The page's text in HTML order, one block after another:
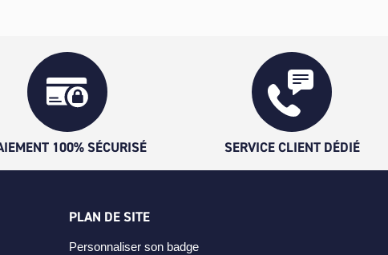
100% SÉCURISÉ SERVICE CLIENT DÉDIÉ
PLAN DE SITE
Personnaliser son badge